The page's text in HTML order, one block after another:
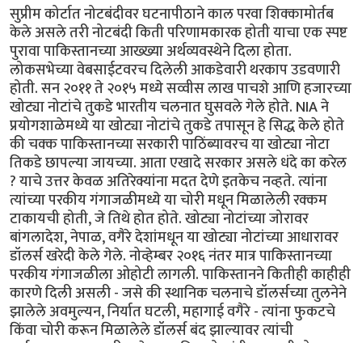
सुप्रीम कोर्टात नोटबंदीवर घटनापीठाने काल परवा शिक्कामोर्तब
केले असले तरी नोटबंदी किती परिणामकारक होती याचा एक स्पष्ट
पुरावा पाकिस्तानच्या आख्ख्या अर्थव्यवस्थेने दिला होता.
लोकसभेच्या वेबसाईटवरच दिलेली आकडेवारी थरकाप उडवणारी
होती. सन २०११ ते २०१५ मध्ये सव्वीस लाख पाचशे आणि हजारच्या
खोट्या नोटांचे तुकडे भारतीय चलनात घुसवले गेले होते. NIA ने
प्रयोगशाळेमध्ये या खोट्या नोटांचे तुकडे तपासून हे सिद्ध केले होते
की चक्क पाकिस्तानच्या सरकारी पाठिंब्यावरच या खोट्या नोटा
तिकडे छापल्या जायच्या. आता एखादे सरकार असले धंदे का करेल
? याचे उत्तर केवळ अतिरेक्यांना मदत देणे इतकेच नव्हते. त्यांना
त्यांच्या परकीय गंगाजळीमध्ये या चोरी मधून मिळालेली रक्कम
टाकायची होती, जे तिथे होत होते. खोट्या नोटांच्या जोरावर
बांगलादेश, नेपाळ, वगैरे देशांमधून या खोट्या नोटांच्या आधारावर
डॉलर्स खरेदी केले गेले. नोव्हेम्बर २०१६ नंतर मात्र पाकिस्तानच्या
परकीय गंगाजळीला ओहोटी लागली. पाकिस्तानने कितीही काहीही
कारणे दिली असली - जसे की स्थानिक चलनाचे डॉलर्सच्या तुलनेने
झालेले अवमुल्यन, निर्यात घटली, महागाई वगैरे - त्यांना फुकटचे
किंवा चोरी करून मिळालेले डॉलर्स बंद झाल्यावर त्यांची